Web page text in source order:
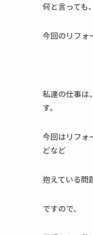
何と言っても
今回のリフォ
私達の仕事は
す。
今回はリフォ
どなど
抱えている問
ですので、